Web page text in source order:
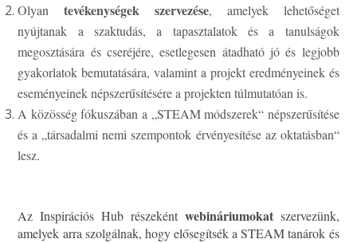
Olyantevékenységek szervezése, amelyek lehetőséget
nyújtanak a szaktudás, a tapasztalatok és a tanulságok
megosztására és cseréjére, esetlegesen átadható jó és legjobb
gyakorlatok bemutatására, valamint a projekt eredményeinek és
eseményeinek népszerűsítésére a projekten túlmutatóan is.
A közösség fókuszában a „STEAM módszerek“ népszerűsítése
és a „társadalmi nemi szempontok érvényesítése az oktatásban“
lesz.
Az Inspirációs Hub részeként webináriumokatszervezünk,
amelyek arra szolgálnak, hogy elősegítsék a STEAM tanárok és